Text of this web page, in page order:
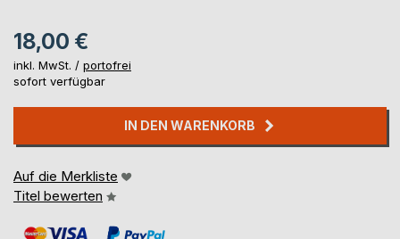
18,00 €
inkl. MwSt. / portofrei
sofort verfügbar
IN DEN WARENKORB
Auf die Merkliste
Titel bewerten